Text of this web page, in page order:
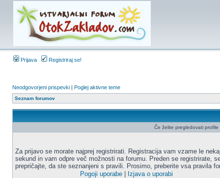
Prijava Registriraj se!
Neodgovorjeni prispevki | Poglej aktivne teme
Seznam forumov
Če želite pregledovati
Za prijavo se morate najprej registrirati. Registracija vam vzame le
sekund in vam odpre več možnosti na forumu. Preden se registrirate,
prepričajte, da ste seznanjeni s pravili. Prosimo, preberite vsa pravila
Pogoji uporabe
Izjava o uporabi